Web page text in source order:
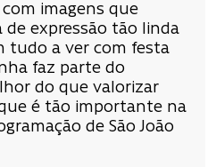
imagens que
de expressão tão linda
tudo a ver com festa
faz parte do
do que valorizar
é tão importante na
de São João